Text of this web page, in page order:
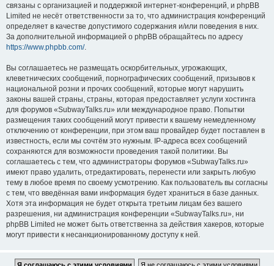
связаны с организацией и поддержкой интернет-конференций, и phpBB
Limited не несёт ответственности за то, что администрация конференций
определяет в качестве допустимого содержания и/или поведения в них.
За дополнительной информацией о phpBB обращайтесь по адресу
https://www.phpbb.com/.
Вы соглашаетесь не размещать оскорбительных, угрожающих,
клеветнических сообщений, порнографических сообщений, призывов к
национальной розни и прочих сообщений, которые могут нарушить
законы вашей страны, страны, которая предоставляет услуги хостинга
для форумов «SubwayTalks.ru» или международное право. Попытки
размещения таких сообщений могут привести к вашему немедленному
отключению от конференции, при этом ваш провайдер будет поставлен в
известность, если мы сочтём это нужным. IP-адреса всех сообщений
сохраняются для возможности проведения такой политики. Вы
соглашаетесь с тем, что администраторы форумов «SubwayTalks.ru»
имеют право удалить, отредактировать, перенести или закрыть любую
тему в любое время по своему усмотрению. Как пользователь вы согласны
с тем, что введённая вами информация будет храниться в базе данных.
Хотя эта информация не будет открыта третьим лицам без вашего
разрешения, ни администрация конференции «SubwayTalks.ru», ни
phpBB Limited не может быть ответственна за действия хакеров, которые
могут привести к несанкционированному доступу к ней.